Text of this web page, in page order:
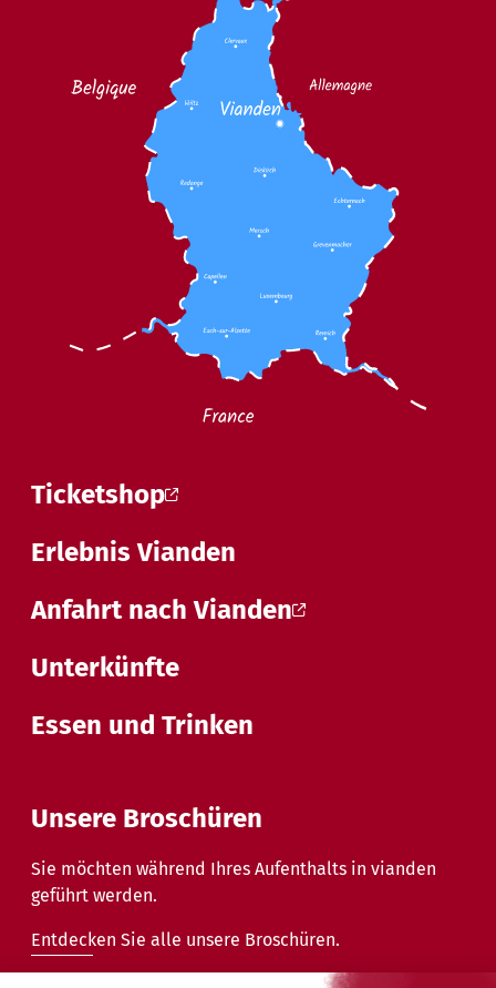
Ticketshop
Erlebnis Vianden
Anfahrt nach Vianden
Unterkünfte
Essen und Trinken
Unsere Broschüren
Sie möchten während Ihres Aufenthalts in vianden
geführt werden.
Entdecken Sie alle unsere Broschüren.